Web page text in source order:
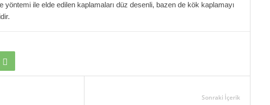
yöntemi ile elde edilen kaplamaları düz desenli, bazen de kök kaplamayı
Sonraki İçerik